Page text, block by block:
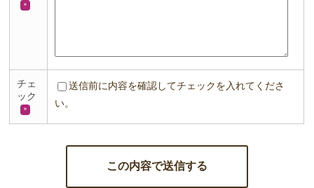
＊
チェ
ック
＊
送信前に内容を確認してチェックを入れてくださ
い。